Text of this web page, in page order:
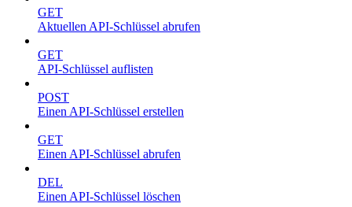
GET
Aktuellen API-Schlüssel abrufen
GET
API-Schlüssel auflisten
POST
Einen API-Schlüssel erstellen
GET
Einen API-Schlüssel abrufen
DEL
Einen API-Schlüssel löschen